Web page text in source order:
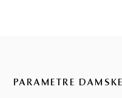
PARAMETRE